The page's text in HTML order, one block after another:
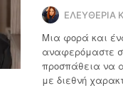
ΕΛΕΥΘΕΡΙΑ
Μια φορά και
αναφερόμαστε
προσπάθεια να
με διεθνή